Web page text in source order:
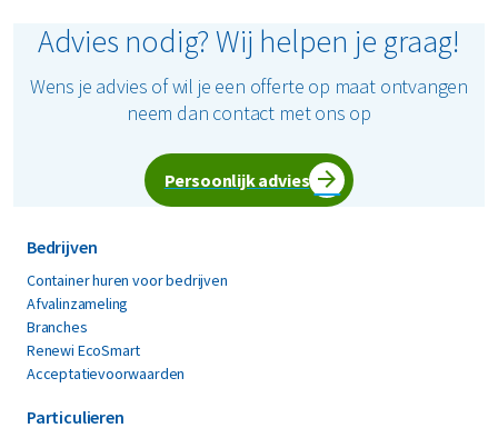
Advies nodig? Wij helpen je graag!
Wens je advies of wil je een offerte op maat ontvangen
neem dan contact met ons op
Persoonlijk advies
Bedrijven
Container huren voor bedrijven
Afvalinzameling
Branches
Renewi EcoSmart
Acceptatievoorwaarden
Particulieren